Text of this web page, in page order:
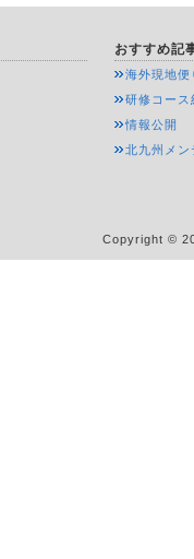
おすすめ記
海外現地便
研修コース
情報公開
北九州メン
Copyright ©